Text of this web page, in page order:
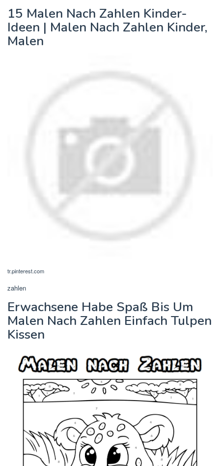
15 Malen Nach Zahlen Kinder-
Ideen | Malen Nach Zahlen Kinder,
Malen
tr.pinterest.com
zahlen
Erwachsene Habe Spaß Bis Um
Malen Nach Zahlen Einfach Tulpen
Kissen